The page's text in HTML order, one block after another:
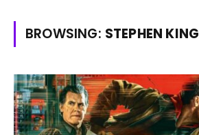
BROWSING: STEPHEN KING